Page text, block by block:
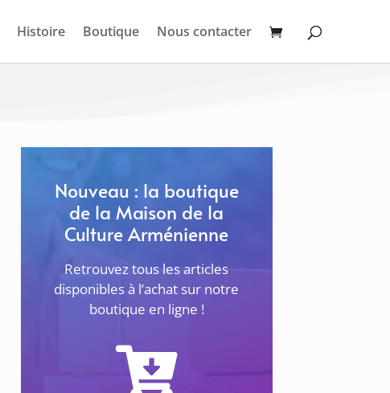
Histoire Boutique Nous contacter
Nouveau : la boutique
de la Maison de la
Culture Arménienne
Retrouvez tous les articles
disponibles à l’achat sur notre
boutique en ligne !